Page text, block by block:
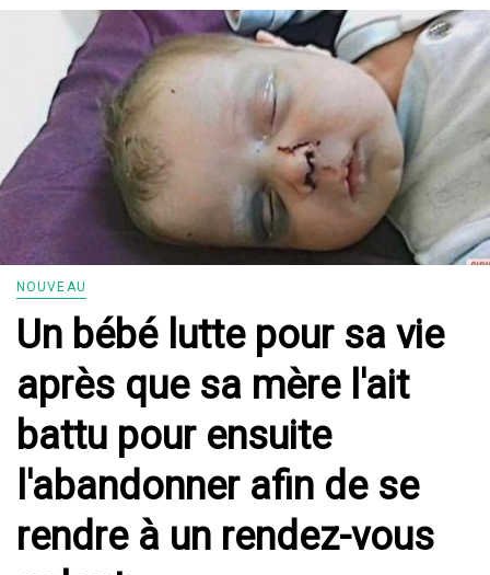
NOUVEAU
Un bébé lutte pour sa vie
après que sa mère l'ait
battu pour ensuite
l'abandonner afin de se
rendre à un rendez-vous